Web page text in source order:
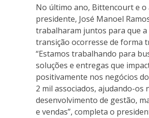
No último ano, Bittencourt e o
presidente, José Manoel
trabalharam juntos para que a
transição ocorresse de forma
“Estamos trabalhando para
soluções e entregas que
positivamente nos negócios
2 mil associados, ajudando-os
desenvolvimento de gestão,
e vendas”, completa o